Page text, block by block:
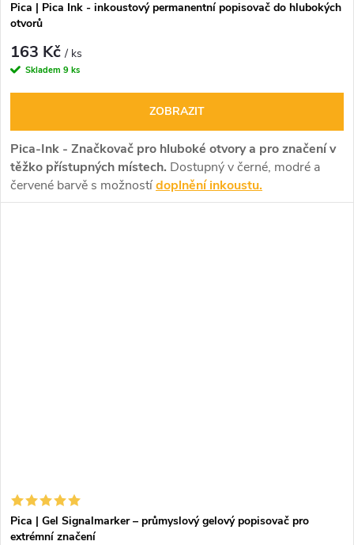
Pica | Pica Ink - inkoustový permanentní popisovač do hlubokých
otvorů
163 Kč/ ks
Skladem 9 ks
ZOBRAZIT
Pica-Ink - Značkovač pro hluboké otvory a pro značení v
těžko přístupných místech. Dostupný v černé, modré a
červené barvě s možnostídoplnění inkoustu.
Pica | Gel Signalmarker – průmyslový gelový popisovač pro
extrémní značení